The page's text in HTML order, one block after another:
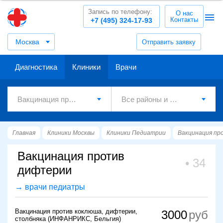
Москва Отправить заявку
+7 (495) 324-17-93
Запись по телефону:
О нас
Контакты
Диагностика Клиники Врачи
Главная Клиники Москвы Клиники Педиатрии Вакцинация
Вакцинация против
дифтерии
34
→ врачи педиатры
Вакцинация против коклюша, дифтерии,
столбняка (ИНФАНРИКС, Бельгия)
3000